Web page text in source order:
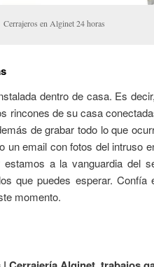
Cerrajeros en Alginet 24 horas
dentro de casa. Es
rincones de su casa
de grabar todo lo que
un email con fotos del intruso
a la vanguardia del
que puedes esperar. Confía
momento.